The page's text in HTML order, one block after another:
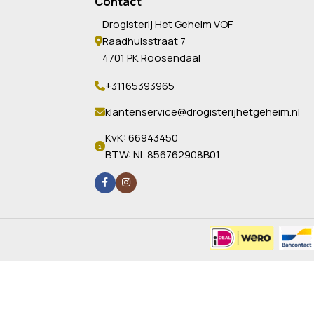
Drogisterij Het Geheim VOF
Raadhuisstraat 7
4701 PK Roosendaal
+31165393965
klantenservice@drogisterijhetgeheim.nl
KvK: 66943450
BTW: NL.856762908B01